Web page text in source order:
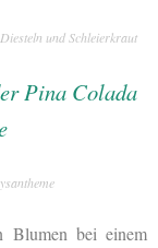
und Schleierkraut
Blumen bei einem